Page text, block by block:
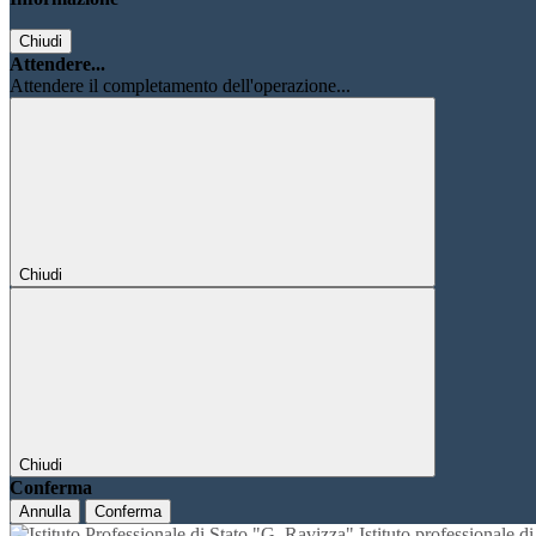
Chiudi
Attendere...
Attendere il completamento dell'operazione...
Chiudi
Chiudi
Conferma
Annulla Conferma